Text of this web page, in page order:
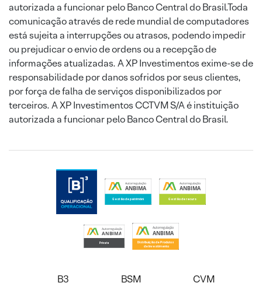
autorizada a funcionar pelo Banco Central do Brasil.Toda
comunicação através de rede mundial de computadores
está sujeita a interrupções ou atrasos, podendo impedir
ou prejudicar o envio de ordens ou a recepção de
informações atualizadas. A XP Investimentos exime-se de
responsabilidade por danos sofridos por seus clientes,
por força de falha de serviços disponibilizados por
terceiros. A XP Investimentos CCTVM S/A é instituição
autorizada a funcionar pelo Banco Central do Brasil.
B3 BSM CVM